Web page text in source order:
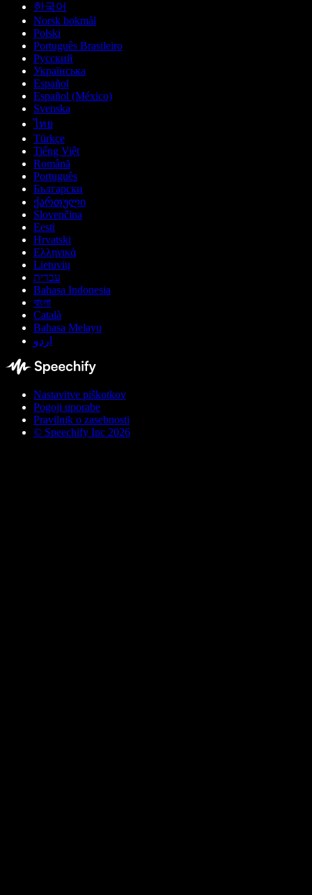
한국어
Norsk bokmål
Polski
Português Brasileiro
Русский
Українська
Español
Español (México)
Svenska
ไทย
Türkçe
Tiếng Việt
Română
Português
Български
ქართული
Slovenčina
Eesti
Hrvatski
Ελληνικά
Lietuvių
עברית
Bahasa Indonesia
বাংলা
Català
Bahasa Melayu
اردو
Nastavitve piškotkov
Pogoji uporabe
Pravilnik o zasebnosti
© Speechify Inc 2026